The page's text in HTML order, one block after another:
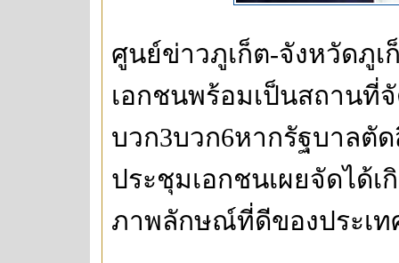
ศูนย์ข่าวภูเก็ต-จังหวัดภูเ
เอกชนพร้อมเป็นสถานที่
บวก3บวก6หากรัฐบาลตั
ประชุมเอกชนเผยจัดได้
ภาพลักษณ์ที่ดีของประเท